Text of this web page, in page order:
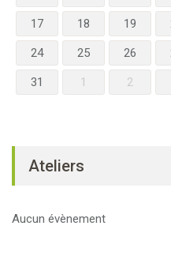
17 18 19
24 25 26
31 1 2
Ateliers
Aucun évènement